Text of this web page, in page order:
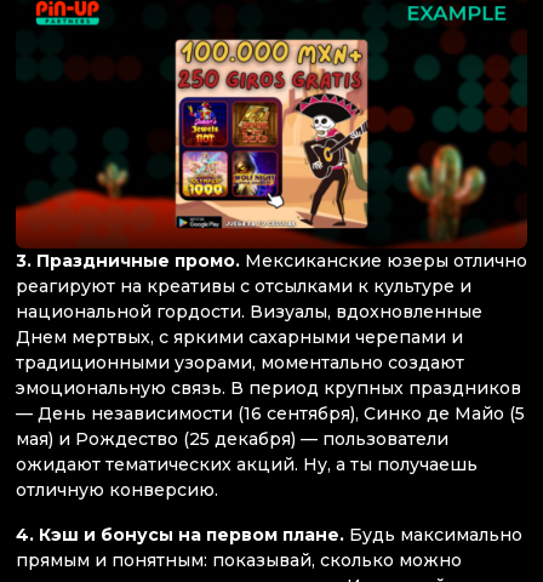
3. Праздничные промо. Мексиканские юзеры отлично
реагируют на креативы с отсылками к культуре и
национальной гордости. Визуалы, вдохновленные
Днем мертвых, с яркими сахарными черепами и
традиционными узорами, моментально создают
эмоциональную связь. В период крупных праздников
— День независимости (16 сентября), Синко де Майо (5
мая) и Рождество (25 декабря) — пользователи
ожидают тематических акций. Ну, а ты получаешь
отличную конверсию.
4. Кэш и бонусы на первом плане. Будь максимально
прямым и понятным: показывай, сколько можно